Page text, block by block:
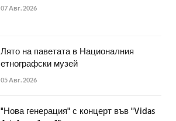
07 Авг. 2026
Лято на паветата в Националния
етнографски музей
05 Авг. 2026
"Нова генерация" с концерт във "Vidas